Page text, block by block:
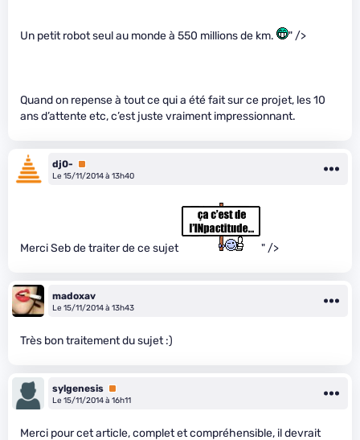
Un petit robot seul au monde à 550 millions de km. " />
Quand on repense à tout ce qui a été fait sur ce projet, les 10
ans d’attente etc, c’est juste vraiment impressionnant.
dj0-
Premium
Le 15/11/2014 à 13h40
Merci Seb de traiter de ce sujet " />
madoxav
Le 15/11/2014 à 13h43
Très bon traitement du sujet :)
sylgenesis Premium
Le 15/11/2014 à 16h11
Merci pour cet article, complet et compréhensible, il devrait